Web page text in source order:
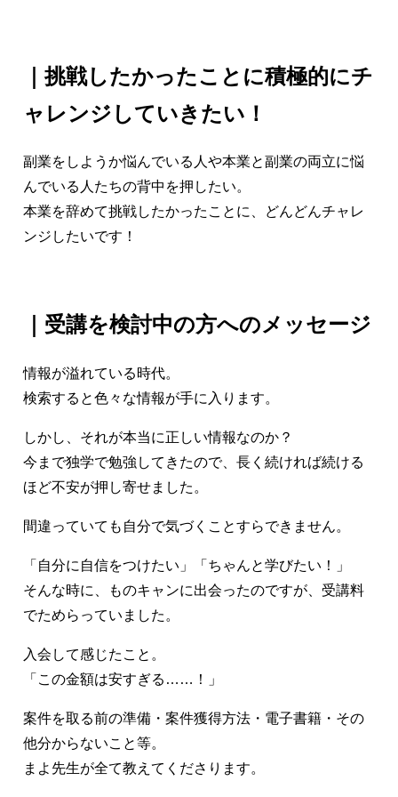
｜挑戦したかったことに積極的にチ
ャレンジしていきたい！
副業をしようか悩んでいる人や本業と副業の両立に悩
んでいる人たちの背中を押したい。
本業を辞めて挑戦したかったことに、どんどんチャレ
ンジしたいです！
｜受講を検討中の方へのメッセージ
情報が溢れている時代。
検索すると色々な情報が手に入ります。
しかし、それが本当に正しい情報なのか？
今まで独学で勉強してきたので、長く続ければ続ける
ほど不安が押し寄せました。
間違っていても自分で気づくことすらできません。
「自分に自信をつけたい」「ちゃんと学びたい！」
そんな時に、ものキャンに出会ったのですが、受講料
でためらっていました。
入会して感じたこと。
「この金額は安すぎる……！」
案件を取る前の準備・案件獲得方法・電子書籍・その
他分からないこと等。
まよ先生が全て教えてくださります。